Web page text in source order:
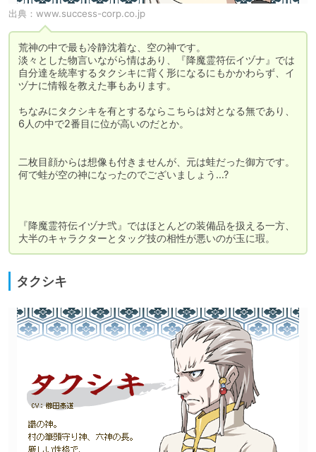
出典： www.success-corp.co.jp
荒神の中で最も冷静沈着な、空の神です。
淡々とした物言いながら情はあり、『降魔霊符伝イヅナ』では
自分達を統率するタクシキに背く形になるにもかかわらず、イ
ヅナに情報を教えた事もあります。
ちなみにタクシキを有とするならこちらは対となる無であり、
6人の中で2番目に位が高いのだとか。
二枚目顔からは想像も付きませんが、元は蛙だった御方です。
何で蛙が空の神になったのでございましょう…?
『降魔霊符伝イヅナ弐』ではほとんどの装備品を扱える一方、
大半のキャラクターとタッグ技の相性が悪いのが玉に瑕。
タクシキ